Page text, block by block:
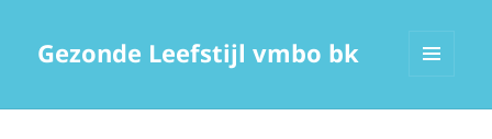
Gezonde Leefstijl vmbo bk